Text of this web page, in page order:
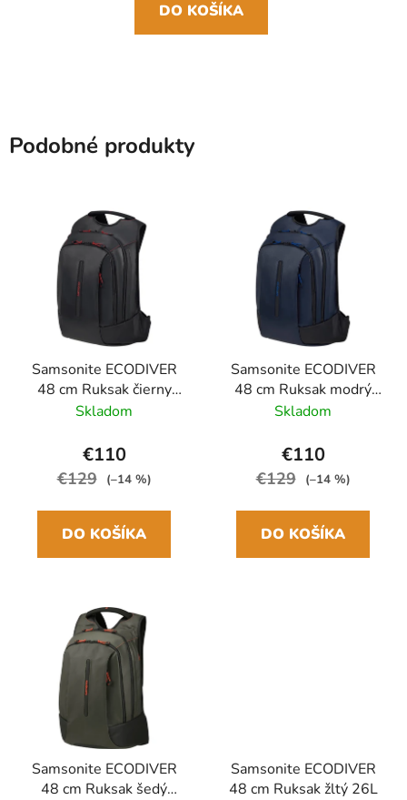
DO KOŠÍKA
Podobné produkty
Samsonite ECODIVER
48 cm Ruksak čierny
26L
Skladom
€110
€129 (–14 %)
DO KOŠÍKA
Samsonite ECODIVER
48 cm Ruksak modrý
Blue nights 26L
Skladom
€110
€129 (–14 %)
DO KOŠÍKA
Samsonite ECODIVER
48 cm Ruksak šedý
Samsonite ECODIVER
48 cm Ruksak žltý 26L